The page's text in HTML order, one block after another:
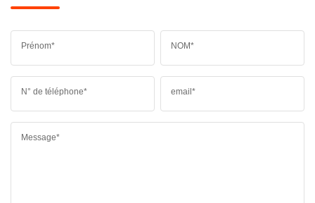
Prénom* NOM*
N° de téléphone* email*
Message*